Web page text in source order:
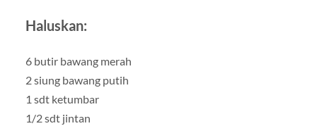
Haluskan:
6 butir bawang merah
2 siung bawang putih
1 sdt ketumbar
1/2 sdt jintan